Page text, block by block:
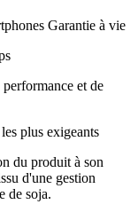
Garantie à vie
et de
plus exigeants
du produit à son
d'une gestion
de soja.